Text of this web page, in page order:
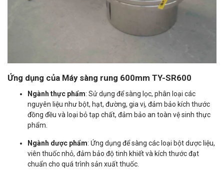
Ứng dụng của Máy sàng rung 600mm TY-SR600
Ngành thực phẩm: Sử dụng để sàng lọc, phân loại các
nguyên liệu như bột, hạt, đường, gia vị, đảm bảo kích thước
đồng đều và loại bỏ tạp chất, đảm bảo an toàn vệ sinh thực
phẩm.
Ngành dược phẩm: Ứng dụng để sàng các loại bột dược liệu,
viên thuốc nhỏ, đảm bảo độ tinh khiết và kích thước đạt
chuẩn cho quá trình sản xuất thuốc.